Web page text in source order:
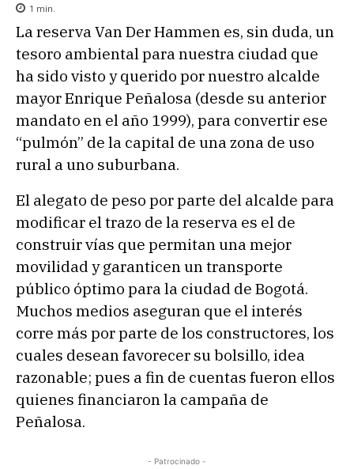
1 min.
La reserva Van Der Hammen es, sin duda, un
tesoro ambiental para nuestra ciudad que
ha sido visto y querido por nuestro alcalde
mayor Enrique Peñalosa (desde su anterior
mandato en el año 1999), para convertir ese
“pulmón” de la capital de una zona de uso
rural a uno suburbana.
El alegato de peso por parte del alcalde para
modificar el trazo de la reserva es el de
construir vías que permitan una mejor
movilidad y garanticen un transporte
público óptimo para la ciudad de Bogotá.
Muchos medios aseguran que el interés
corre más por parte de los constructores, los
cuales desean favorecer su bolsillo, idea
razonable; pues a fin de cuentas fueron ellos
quienes financiaron la campaña de
Peñalosa.
- Patrocinado -